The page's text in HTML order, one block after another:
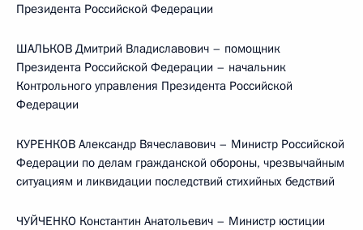
Президента Российской Федерации
ШАЛЬКОВ Дмитрий Владиславович – помощник
Президента Российской Федерации – начальник
Контрольного управления Президента Российской
Федерации
КУРЕНКОВ Александр Вячеславович – Министр Российской
Федерации по делам гражданской обороны, чрезвычайным
ситуациям и ликвидации последствий стихийных бедствий
ЧУЙЧЕНКО Константин Анатольевич – Министр юстиции